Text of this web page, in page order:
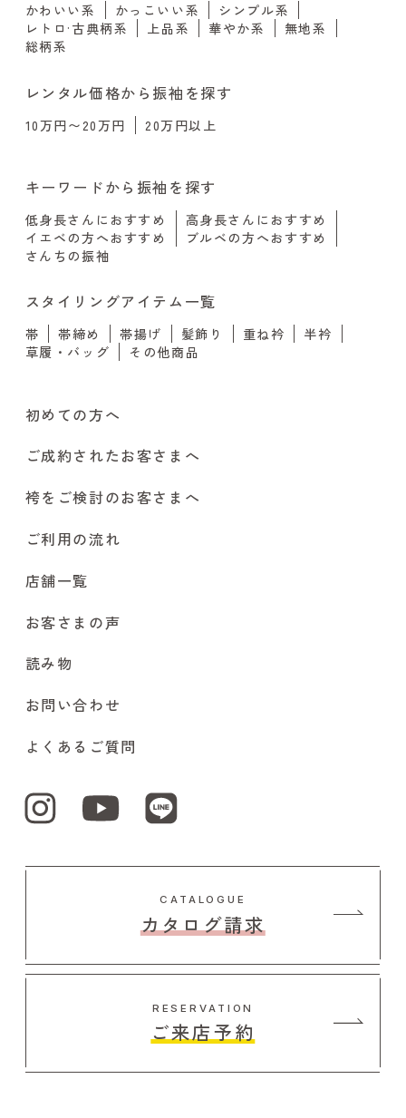
かわいい系 かっこいい系
シンプル系
レトロ·古典柄系
上品系 華やか系
無地系
総柄系
レンタル価格から振袖を探す
10万円〜20万円 20万円以上
キーワードから振袖を探す
低身長さんにおすすめ
高身長さんにおすすめ
イエベの方へおすすめ
ブルベの方へおすすめ
さんちの振袖
スタイリングアイテム一覧
帯 帯締め 帯揚げ 髪飾り 重ね衿
半衿
草履・バッグ
その他商品
初めての方へ
ご成約されたお客さまへ
袴をご検討のお客さまへ
ご利用の流れ
店舗一覧
お客さまの声
読み物
お問い合わせ
よくあるご質問
CATALOGUE
カタログ請求
RESERVATION
ご来店予約